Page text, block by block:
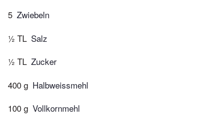
5 Zwiebeln
½ TL Salz
½ TL Zucker
400 g Halbweissmehl
100 g Vollkornmehl